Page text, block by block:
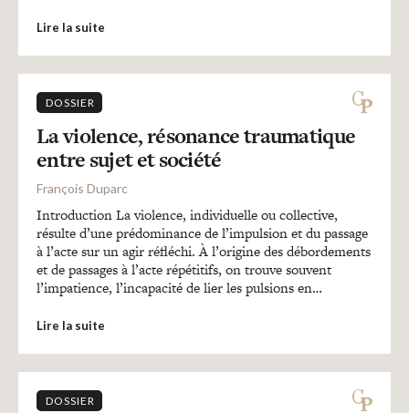
Lire la suite
DOSSIER
La violence, résonance traumatique
entre sujet et société
François Duparc
Introduction La violence, individuelle ou collective,
résulte d’une prédominance de l’impulsion et du passage
à l’acte sur un agir réfléchi. À l’origine des débordements
et de passages à l’acte répétitifs, on trouve souvent
l’impatience, l’incapacité de lier les pulsions en…
Lire la suite
DOSSIER